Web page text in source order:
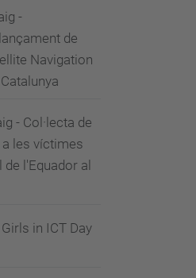
-
de
Navigation
- Col·lecta de
les víctimes
l'Equador al
in ICT Day